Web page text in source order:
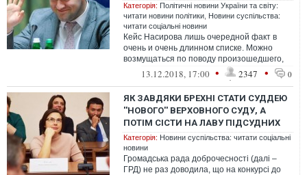
Категорія: Політичні новини України та світу:
читати новини політики Новини суспільства:
читати соціальні новини
Кейс Насирова лишь очередной факт в
очень и очень длинном списке. Можно
возмущаться по поводу произошедшего,
можно говорить про продажные суды или
13.12.2018, 17:00 • 2347 • 0
ЯК ЗАВДЯКИ БРЕХНІ СТАТИ СУДДЕЮ
''НОВОГО'' ВЕРХОВНОГО СУДУ, А
ПОТІМ СІСТИ НА ЛАВУ ПІДСУДНИХ
Категорія: Новини суспільства: читати соціальні
новини
Громадська рада доброчесності (далі –
ГРД) не раз доводила, що на конкурсі до